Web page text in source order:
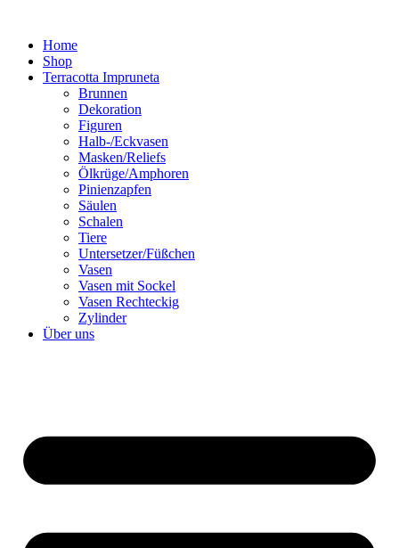
springenHome
Shop
Terracotta Impruneta
Brunnen
Dekoration
Figuren
Halb-/Eckvasen
Masken/Reliefs
Ölkrüge/Amphoren
Pinienzapfen
Säulen
Schalen
Tiere
Untersetzer/Füßchen
Vasen
Vasen mit Sockel
Vasen Rechteckig
Zylinder
Über uns